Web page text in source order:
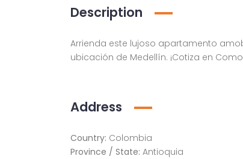
Description
Arrienda este lujoso apartamento
ubicación de Medellín. ¡Cotiza en
Address
Country: Colombia
Province / State: Antioquia